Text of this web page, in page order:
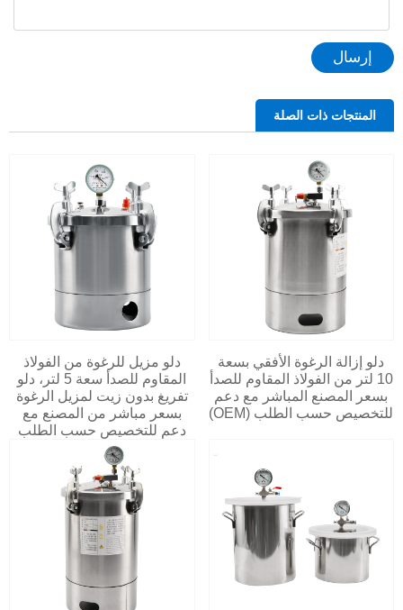
إرسال
المنتجات ذات الصلة
دلو مزيل للرغوة من الفولاذ
المقاوم للصدأ سعة 5 لتر، دلو
تفريغ بدون زيت لمزيل الرغوة
بسعر مباشر من المصنع مع
دعم للتخصيص حسب الطلب
دلو إزالة الرغوة الأفقي بسعة
10 لتر من الفولاذ المقاوم للصدأ
بسعر المصنع المباشر مع دعم
للتخصيص حسب الطلب (OEM)